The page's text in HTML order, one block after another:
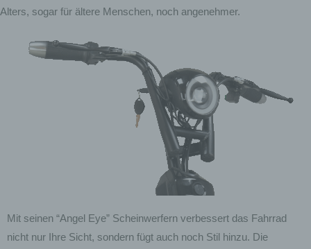
Alters, sogar für ältere Menschen, noch angenehmer.
Mit seinen “Angel Eye” Scheinwerfern verbessert das Fahrrad
nicht nur Ihre Sicht, sondern fügt auch noch Stil hinzu. Die